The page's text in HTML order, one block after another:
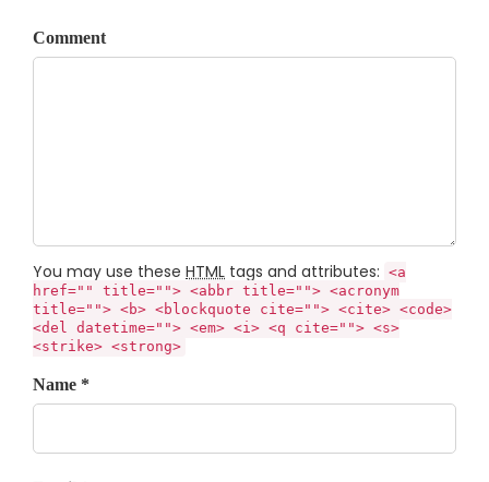
Comment
You may use these HTML tags and attributes: <a
href="" title=""> <abbr title=""> <acronym
title=""> <b> <blockquote cite=""> <cite> <code>
<del datetime=""> <em> <i> <q cite=""> <s>
<strike> <strong>
Name *